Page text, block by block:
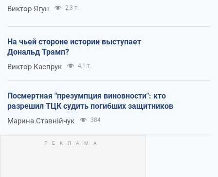
Виктор Ягун 2,3 т.
На чьей стороне истории выступает
Дональд Трамп?
Виктор Каспрук 4,1 т.
Посмертная "презумпция виновности": кто
разрешил ТЦК судить погибших защитников
Марина Ставнійчук 384